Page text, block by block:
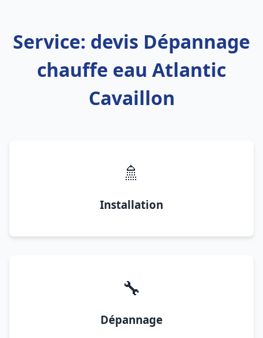
Service: devis Dépannage
chauffe eau Atlantic
Cavaillon
🚿
Installation
🔧
Dépannage